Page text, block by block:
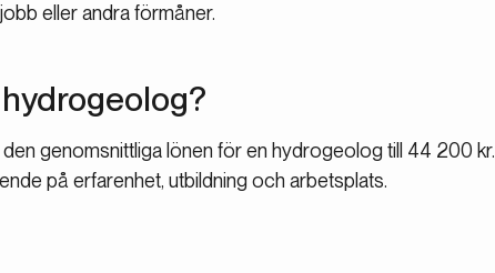
eller andra förmåner.
genomsnittliga lönen för en hydrogeolog till 44 200 kr.
på erfarenhet, utbildning och arbetsplats.